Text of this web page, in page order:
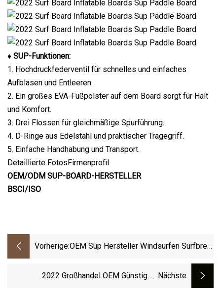
♦ SUP-Funktionen:
1. Hochdruckfederventil für schnelles und einfaches
Aufblasen und Entleeren.
2. Ein großes EVA-Fußpolster auf dem Board sorgt für Halt
und Komfort.
3. Drei Flossen für gleichmäßige Spurführung.
4. D-Ringe aus Edelstahl und praktischer Tragegriff.
5. Einfache Handhabung und Transport.
Detaillierte FotosFirmenprofil
OEM/ODM SUP-BOARD-HERSTELLER
BSCI/ISO
Vorherige:OEM Sup Hersteller Windsurfen Surfbrett
2022 Großhandel OEM Günstiges :nächste